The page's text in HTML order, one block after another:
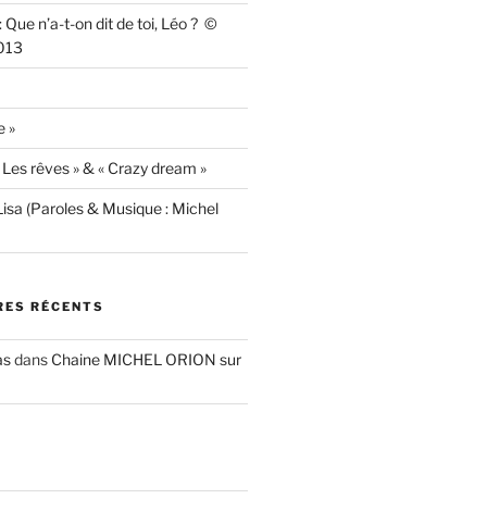
Que n’a-t-on dit de toi, Léo ? ©
»
rêves » & « Crazy dream »
(Paroles & Musique : Michel
RÉCENTS
dans Chaine MICHEL ORION sur